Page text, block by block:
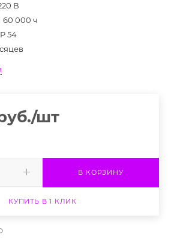
В
60 000 ч
54
/шт
В КОРЗИНУ
КУПИТЬ В 1 КЛИК